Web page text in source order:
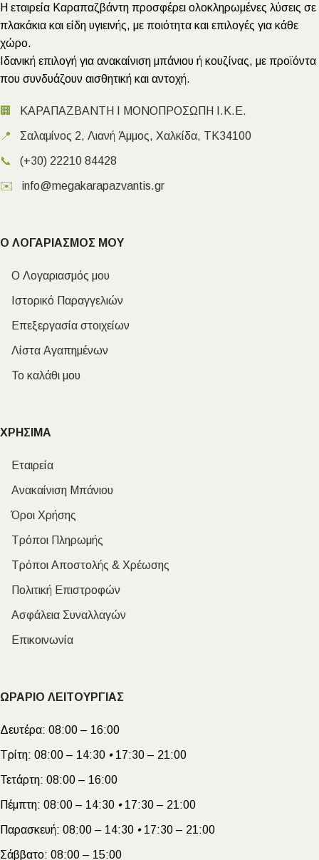
Η εταιρεία Καραπαζβάντη προσφέρει ολοκληρωμένες λύσεις σε
πλακάκια και είδη υγιεινής, με ποιότητα και επιλογές για κάθε
χώρο.
Ιδανική επιλογή για ανακαίνιση μπάνιου ή κουζίνας, με προϊόντα
που συνδυάζουν αισθητική και αντοχή.
🏢 ΚΑΡΑΠΑΖΒΑΝΤΗ Ι ΜΟΝΟΠΡΟΣΩΠΗ Ι.Κ.Ε.
📍 Σαλαμίνος 2, Λιανή Άμμος, Χαλκίδα, ΤΚ34100
📞 (+30) 22210 84428
✉️ info@megakarapazvantis.gr
Ο ΛΟΓΑΡΙΑΣΜΟΣ ΜΟΥ
Ο Λογαριασμός μου
Ιστορικό Παραγγελιών
Επεξεργασία στοιχείων
Λίστα Αγαπημένων
Το καλάθι μου
ΧΡΗΣΙΜΑ
Εταιρεία
Ανακαίνιση Μπάνιου
Όροι Χρήσης
Τρόποι Πληρωμής
Τρόποι Αποστολής & Χρέωσης
Πολιτική Επιστροφών
Ασφάλεια Συναλλαγών
Επικοινωνία
ΩΡΑΡΙΟ ΛΕΙΤΟΥΡΓΙΑΣ
Δευτέρα: 08:00 – 16:00
Τρίτη: 08:00 – 14:30 •17:30 – 21:00
Τετάρτη: 08:00 – 16:00
Πέμπτη: 08:00 – 14:30 •17:30 – 21:00
Παρασκευή: 08:00 – 14:30 •17:30 – 21:00
Σάββατο: 08:00 – 15:00